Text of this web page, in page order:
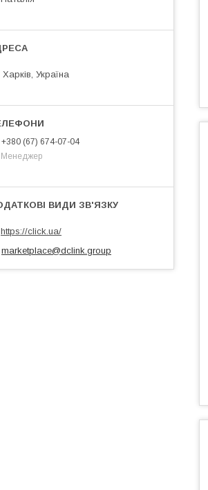
Харків, Україна
+380 (67) 674-07-04
Менеджер
https://click.ua/
marketplace@dclink.group